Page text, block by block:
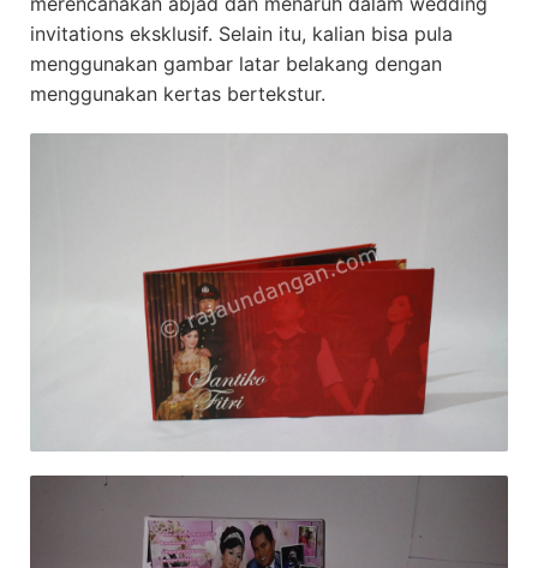
invitations eksklusif. Selain itu, kalian bisa pula
menggunakan gambar latar belakang dengan
menggunakan kertas bertekstur.